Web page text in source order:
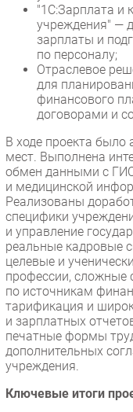
"1С:Зарплата и
учреждения" —
зарплаты и
по персоналу;
Отраслевое
для
финансового
договорами и
В ходе проекта было
мест. Выполнена
обмен данными с
и медицинской
Реализованы
специфики
и управление
реальные кадровые
целевые и
профессии, сложные
по источникам
тарификация и
и зарплатных
печатные формы
дополнительных
учреждения.
Ключевые итоги